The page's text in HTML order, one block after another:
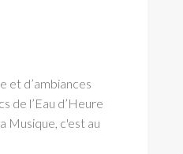
et d’ambiances
de l’Eau d’Heure
Musique, c'est au